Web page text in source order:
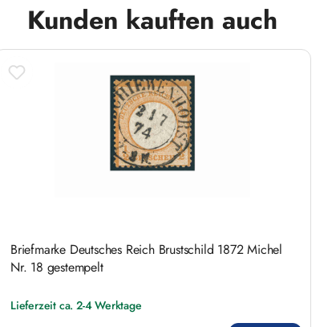
Kunden kauften auch
Briefmarke Deutsches Reich Brustschild 1872 Michel
Nr. 18 gestempelt
Lieferzeit ca. 2-4 Werktage